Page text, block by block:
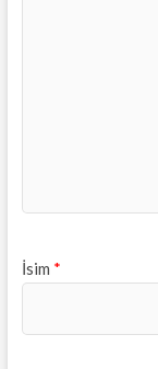
İsim *